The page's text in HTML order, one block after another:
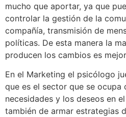
mucho que aportar, ya que
controlar la gestión de la
compañía, transmisión de
políticas. De esta manera la
producen los cambios es
En el Marketing el psicólogo
que es el sector que se ocupa
necesidades y los deseos en
también de armar estrategias